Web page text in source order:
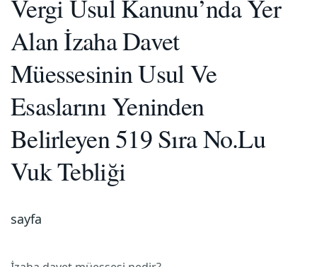
Vergi Usul Kanunu’nda Yer
Alan İzaha Davet
Müessesinin Usul Ve
Esaslarını Yeninden
Belirleyen 519 Sıra No.Lu
Vuk Tebliği
sayfa